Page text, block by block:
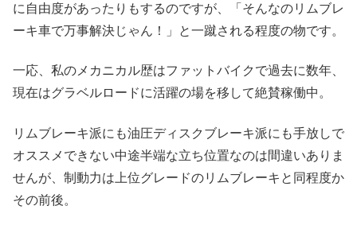
に自由度があったりもするのですが、「そんなのリムブレ
ーキ車で万事解決じゃん！」と一蹴される程度の物です。
一応、私のメカニカル歴はファットバイクで過去に数年、
現在はグラベルロードに活躍の場を移して絶賛稼働中。
リムブレーキ派にも油圧ディスクブレーキ派にも手放しで
オススメできない中途半端な立ち位置なのは間違いありま
せんが、制動力は上位グレードのリムブレーキと同程度か
その前後。